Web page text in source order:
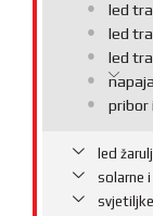
led
led
led
pribor
led
solarne